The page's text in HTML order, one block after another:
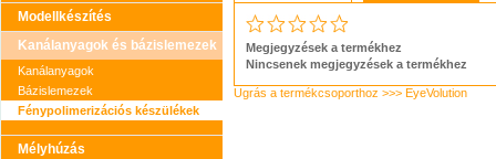
Modellkészítés
Kanálanyagok és bázislemezek
Kanálanyagok
Bázislemezek
Fénypolimerizációs készülékek
Mélyhúzás
Megjegyzések a termékhez
Nincsenek megjegyzések a termékhez
Ugrás a termékcsoporthoz >>> EyeVolution